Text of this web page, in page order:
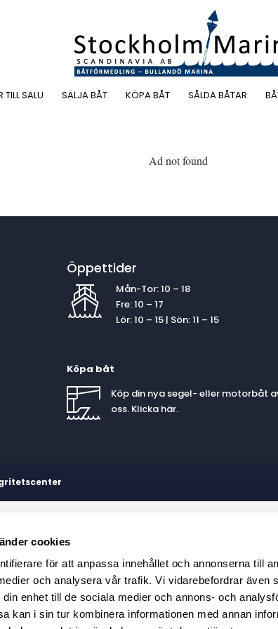
cookies
för att anpassa innehållet och annonserna till
och analysera vår trafik. Vi vidarebefordrar även
enhet till de sociala medier och annons- och
kan i sin tur kombinera informationen med annan
TILL SALU SÄLJA BÅT KÖPA BÅT SÅLDA BÅTAR
Ad not found
Öppettider
Mån-Tor: 10 – 18
Fre: 10 – 17
Lör: 10 – 15 | Sön: 11 – 15
Köpa båt
Köp din nya segel- eller motorbåt
oss. Klicka här.